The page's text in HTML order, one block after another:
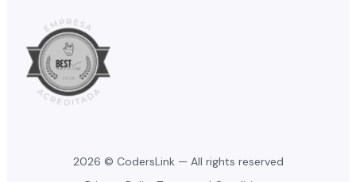
2026 © CodersLink — All rights reserved